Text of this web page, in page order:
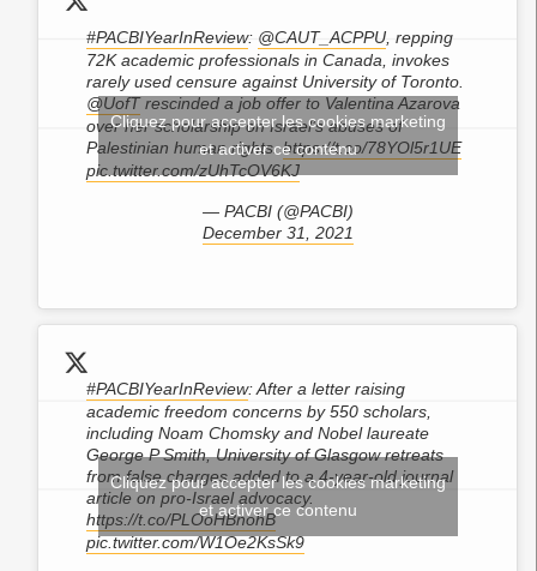
#PACBIYearInReview: @CAUT_ACPPU, repping
72K academic professionals in Canada, invokes
rarely used censure against University of Toronto.
@UofTrescinded a job offer to Valentina Azarova
over her scholarship on Israel’s abuses of
Palestinian human rights.https://t.co/78YOl5r1UE
pic.twitter.com/zUhTcOV6KJ
— PACBI (@PACBI)
December 31, 2021
Cliquez pour accepter les cookies marketing
et activer ce contenu
#PACBIYearInReview: After a letter raising
academic freedom concerns by 550 scholars,
including Noam Chomsky and Nobel laureate
George P Smith, University of Glasgow retreats
from false charges added to a 4-year-old journal
article on pro-Israel advocacy.
https://t.co/PLOoHBnohB
pic.twitter.com/W1Oe2KsSk9
Cliquez pour accepter les cookies marketing
et activer ce contenu